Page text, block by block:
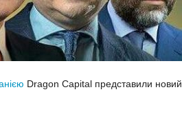
Dragon Capital представили новий